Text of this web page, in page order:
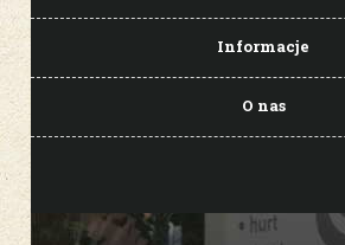
Informacje
O nas